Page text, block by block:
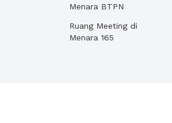
Menara BTPN
Ruang Meeting di
Menara 165